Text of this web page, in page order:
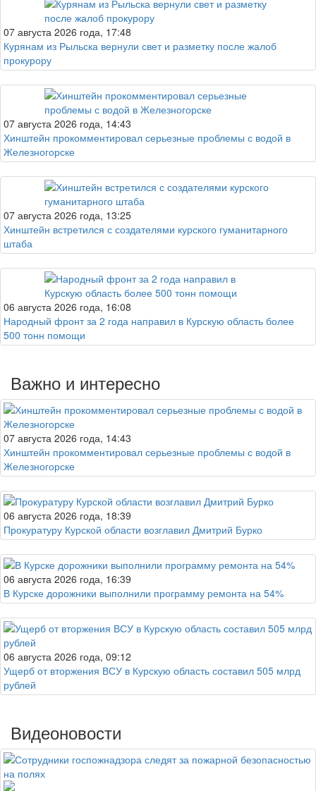
07 августа 2026 года, 17:48
Курянам из Рыльска вернули свет и разметку после жалоб
прокурору
07 августа 2026 года, 14:43
Хинштейн прокомментировал серьезные проблемы с водой в
Железногорске
07 августа 2026 года, 13:25
Хинштейн встретился с создателями курского гуманитарного
штаба
06 августа 2026 года, 16:08
Народный фронт за 2 года направил в Курскую область более
500 тонн помощи
Важно и интересно
07 августа 2026 года, 14:43
Хинштейн прокомментировал серьезные проблемы с водой в
Железногорске
06 августа 2026 года, 18:39
Прокуратуру Курской области возглавил Дмитрий Бурко
06 августа 2026 года, 16:39
В Курске дорожники выполнили программу ремонта на 54%
06 августа 2026 года, 09:12
Ущерб от вторжения ВСУ в Курскую область составил 505 млрд
рублей
Видеоновости